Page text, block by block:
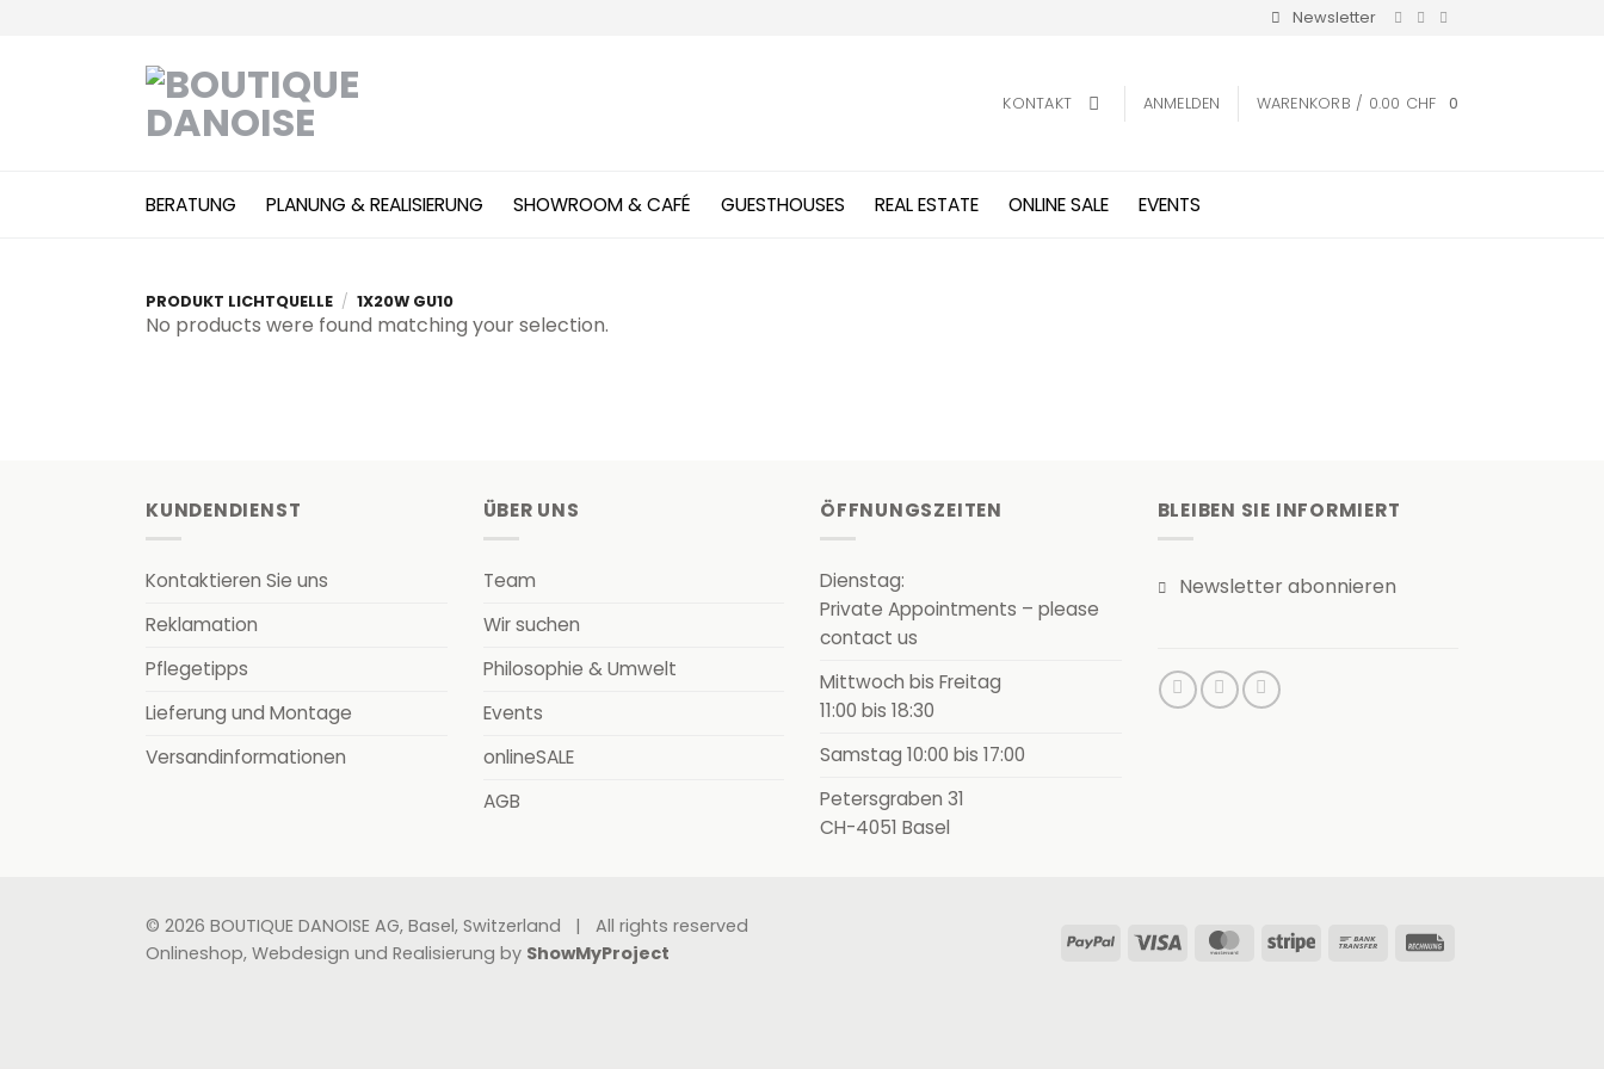
Newsletter
KONTAKT ANMELDEN WARENKORB / 0.00 CHF 0
BERATUNG PLANUNG & REALISIERUNG SHOWROOM & CAFÉ GUESTHOUSES REAL ESTATE ONLINE SALE EVENTS
PRODUKT LICHTQUELLE / 1X20W GU10
No products were found matching your selection.
KUNDENDIENST
Kontaktieren Sie uns
Reklamation
Pflegetipps
Lieferung und Montage
Versandinformationen
ÜBER UNS
Team
Wir suchen
Philosophie & Umwelt
Events
onlineSALE
AGB
ÖFFNUNGSZEITEN
Dienstag:
Private Appointments – please
contact us
Mittwoch bis Freitag
11:00 bis 18:30
Samstag 10:00 bis 17:00
Petersgraben 31
CH-4051 Basel
BLEIBEN SIE INFORMIERT
Newsletter abonnieren
PayPal Visa MasterCard
Stripe
Bank
© 2026 BOUTIQUE DANOISE AG, Basel, Switzerland | All rights reserved
Onlineshop, Webdesign und Realisierung by ShowMyProject